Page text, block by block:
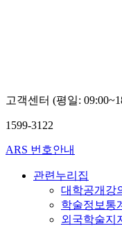
고객센터 (평일:
1599-3122
ARS 번호안내
관련누리집
대학공개강
학술정보통
외국학술지